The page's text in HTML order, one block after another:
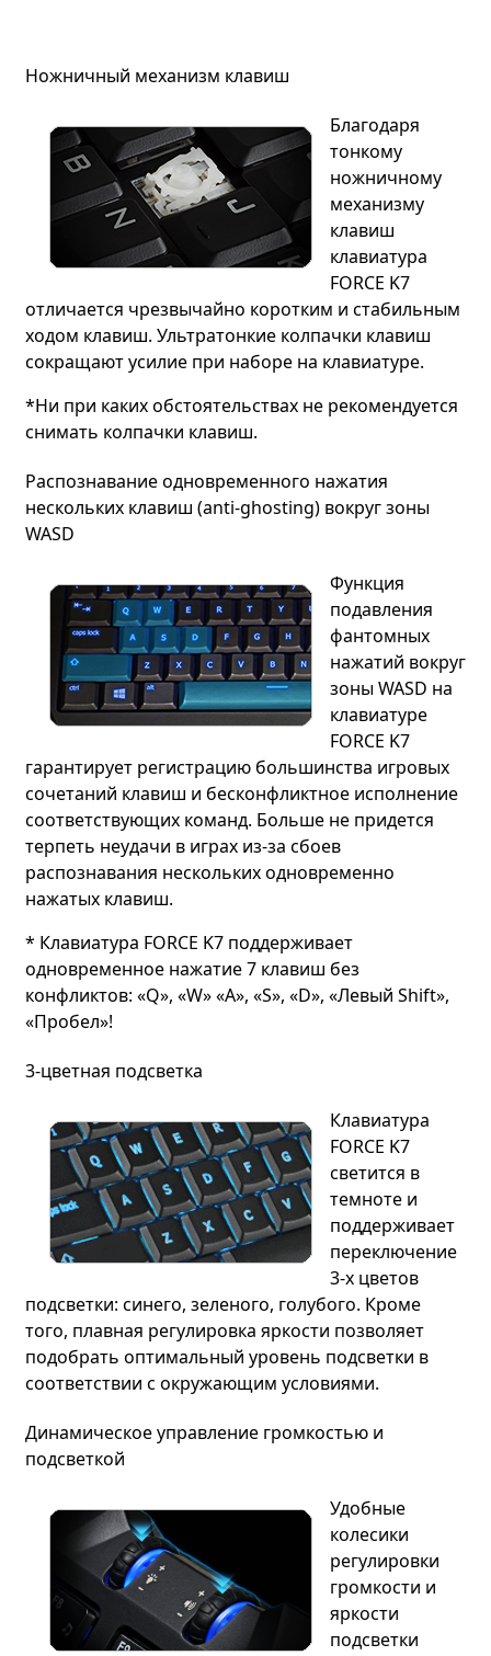
Ножничный механизм клавиш
Благодаря
тонкому
ножничному
механизму
клавиш
клавиатура
FORCE K7
отличается чрезвычайно коротким и стабильным
ходом клавиш. Ультратонкие колпачки клавиш
сокращают усилие при наборе на клавиатуре.
*Ни при каких обстоятельствах не рекомендуется
снимать колпачки клавиш.
Распознавание одновременного нажатия
нескольких клавиш (anti-ghosting) вокруг зоны
WASD
Функция
подавления
фантомных
нажатий вокруг
зоны WASD на
клавиатуре
FORCE K7
гарантирует регистрацию большинства игровых
сочетаний клавиш и бесконфликтное исполнение
соответствующих команд. Больше не придется
терпеть неудачи в играх из-за сбоев
распознавания нескольких одновременно
нажатых клавиш.
* Клавиатура FORCE K7 поддерживает
одновременное нажатие 7 клавиш без
конфликтов: «Q», «W» «A», «S», «D», «Левый Shift»,
«Пробел»!
3-цветная подсветка
Клавиатура
FORCE K7
светится в
темноте и
поддерживает
переключение
3-х цветов
подсветки: синего, зеленого, голубого. Кроме
того, плавная регулировка яркости позволяет
подобрать оптимальный уровень подсветки в
соответствии с окружающим условиями.
Динамическое управление громкостью и
подсветкой
Удобные
колесики
регулировки
громкости и
яркости
подсветки